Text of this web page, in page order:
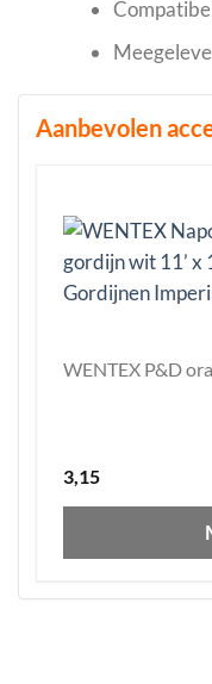
Aanbevolen
WENTEX P&D
3,15